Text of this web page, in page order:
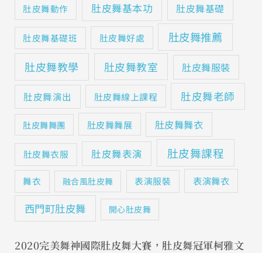
肚皮舞動作 肚皮舞基本功 肚皮舞基礎
肚皮舞基礎班 肚皮舞好處
肚皮舞推薦
肚皮舞教學
肚皮舞教室 肚皮舞服裝
肚皮舞演出 肚皮舞線上課程 肚皮舞老師
肚皮舞舞團 肚皮舞舞展 肚皮舞舞衣
肚皮舞衣服 肚皮舞表演 肚皮舞課程
舞衣 融合風肚皮舞 表演服裝 表演舞衣
西門町肚皮舞 開心肚皮舞
2020完美舞神國際肚皮舞大賽，肚皮舞冠軍柯雅文